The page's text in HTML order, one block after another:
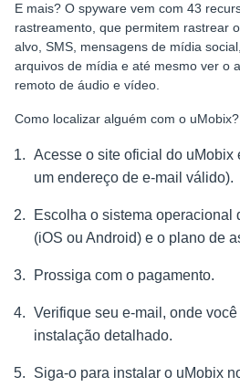
E mais? O spyware vem com 43
rastreamento, que permitem rastrear
alvo, SMS, mensagens de mídia
arquivos de mídia e até mesmo ver o
remoto de áudio e vídeo.
Como localizar alguém com o uMobix?
Acesse o site oficial do uMobix
um endereço de e-mail válido).
Escolha o sistema operacional
(iOS ou Android) e o plano de
Prossiga com o pagamento.
Verifique seu e-mail, onde
instalação detalhado.
Siga-o para instalar o uMobix